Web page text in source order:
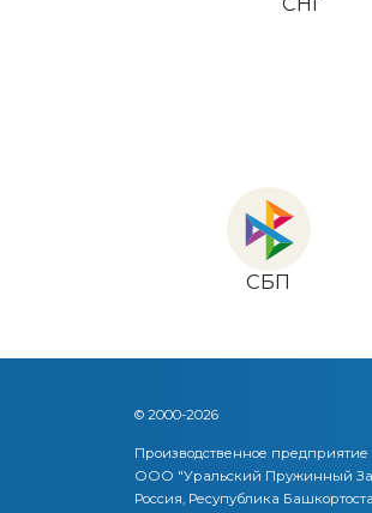
СБП
© 2000-2026
Производственное предприятие
ООО "Уральский Пружинный
Россия, Ресупублика